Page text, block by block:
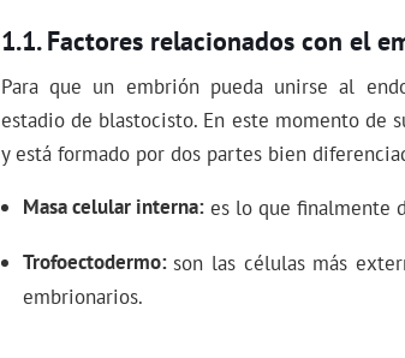
Factores relacionados con el
Para que un embrión pueda unirse al
estadio de blastocisto. En este momento de
y está formado por dos partes bien
Masa celular interna es lo que finalmente
Trofoectodermo son las células más
embrionarios.